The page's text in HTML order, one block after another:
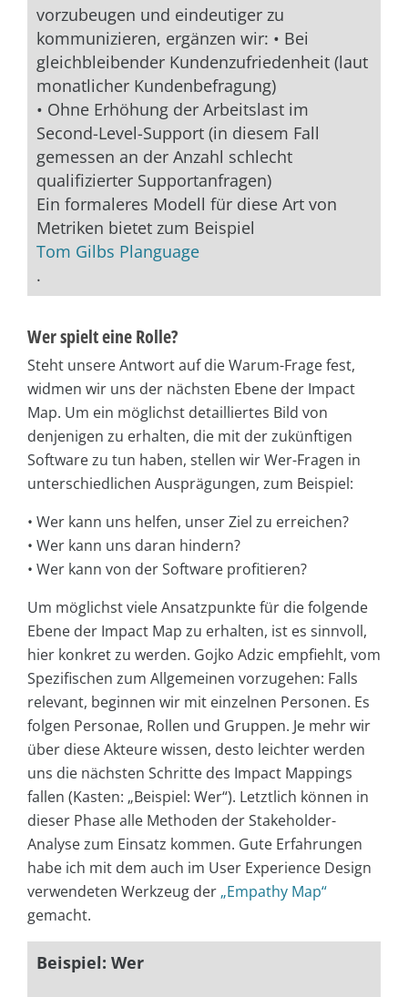
vorzubeugen und eindeutiger zu
kommunizieren, ergänzen wir: • Bei
gleichbleibender Kundenzufriedenheit (laut
monatlicher Kundenbefragung)
• Ohne Erhöhung der Arbeitslast im
Second-Level-Support (in diesem Fall
gemessen an der Anzahl schlecht
qualifizierter Supportanfragen)
Ein formaleres Modell für diese Art von
Metriken bietet zum Beispiel
Tom Gilbs Planguage
.
Wer spielt eine Rolle?
Steht unsere Antwort auf die Warum-Frage fest,
widmen wir uns der nächsten Ebene der Impact
Map. Um ein möglichst detailliertes Bild von
denjenigen zu erhalten, die mit der zukünftigen
Software zu tun haben, stellen wir Wer-Fragen in
unterschiedlichen Ausprägungen, zum Beispiel:
• Wer kann uns helfen, unser Ziel zu erreichen?
• Wer kann uns daran hindern?
• Wer kann von der Software profitieren?
Um möglichst viele Ansatzpunkte für die folgende
Ebene der Impact Map zu erhalten, ist es sinnvoll,
hier konkret zu werden. Gojko Adzic empfiehlt, vom
Spezifischen zum Allgemeinen vorzugehen: Falls
relevant, beginnen wir mit einzelnen Personen. Es
folgen Personae, Rollen und Gruppen. Je mehr wir
über diese Akteure wissen, desto leichter werden
uns die nächsten Schritte des Impact Mappings
fallen (Kasten: „Beispiel: Wer“). Letztlich können in
dieser Phase alle Methoden der Stakeholder-
Analyse zum Einsatz kommen. Gute Erfahrungen
habe ich mit dem auch im User Experience Design
verwendeten Werkzeug der „Empathy Map“
gemacht.
Beispiel: Wer